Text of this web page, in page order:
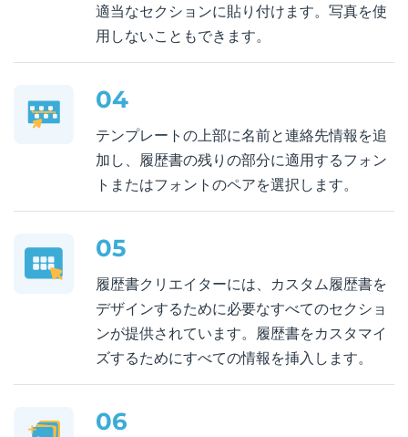
適当なセクションに貼り付けます。写真を使
用しないこともできます。
04
テンプレートの上部に名前と連絡先情報を追
加し、履歴書の残りの部分に適用するフォン
トまたはフォントのペアを選択します。
05
履歴書クリエイターには、カスタム履歴書を
デザインするために必要なすべてのセクショ
ンが提供されています。履歴書をカスタマイ
ズするためにすべての情報を挿入します。
06